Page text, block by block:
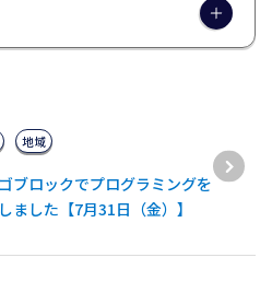
ブロックでプログラミングを
ました【7月31日（金）】
地域